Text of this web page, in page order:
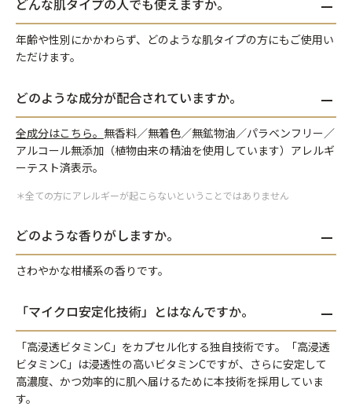
年齢や性別にかかわらず、どのような肌タイプの方にもご使用い
ただけます。
どのような成分が配合されていますか。
全成分はこちら。 無香料／無着色／無鉱物油／パラベンフリー／
アルコール無添加（植物由来の精油を使用しています）アレルギ
ーテスト済表示。
＊全ての方にアレルギーが起こらないということではありません
どのような香りがしますか。
さわやかな柑橘系の香りです。
「マイクロ安定化技術」とはなんですか。
「高浸透ビタミンC」をカプセル化する独自技術です。「高浸透
ビタミンC」は浸透性の高いビタミンCですが、さらに安定して
高濃度、かつ効率的に肌へ届けるために本技術を採用していま
す。